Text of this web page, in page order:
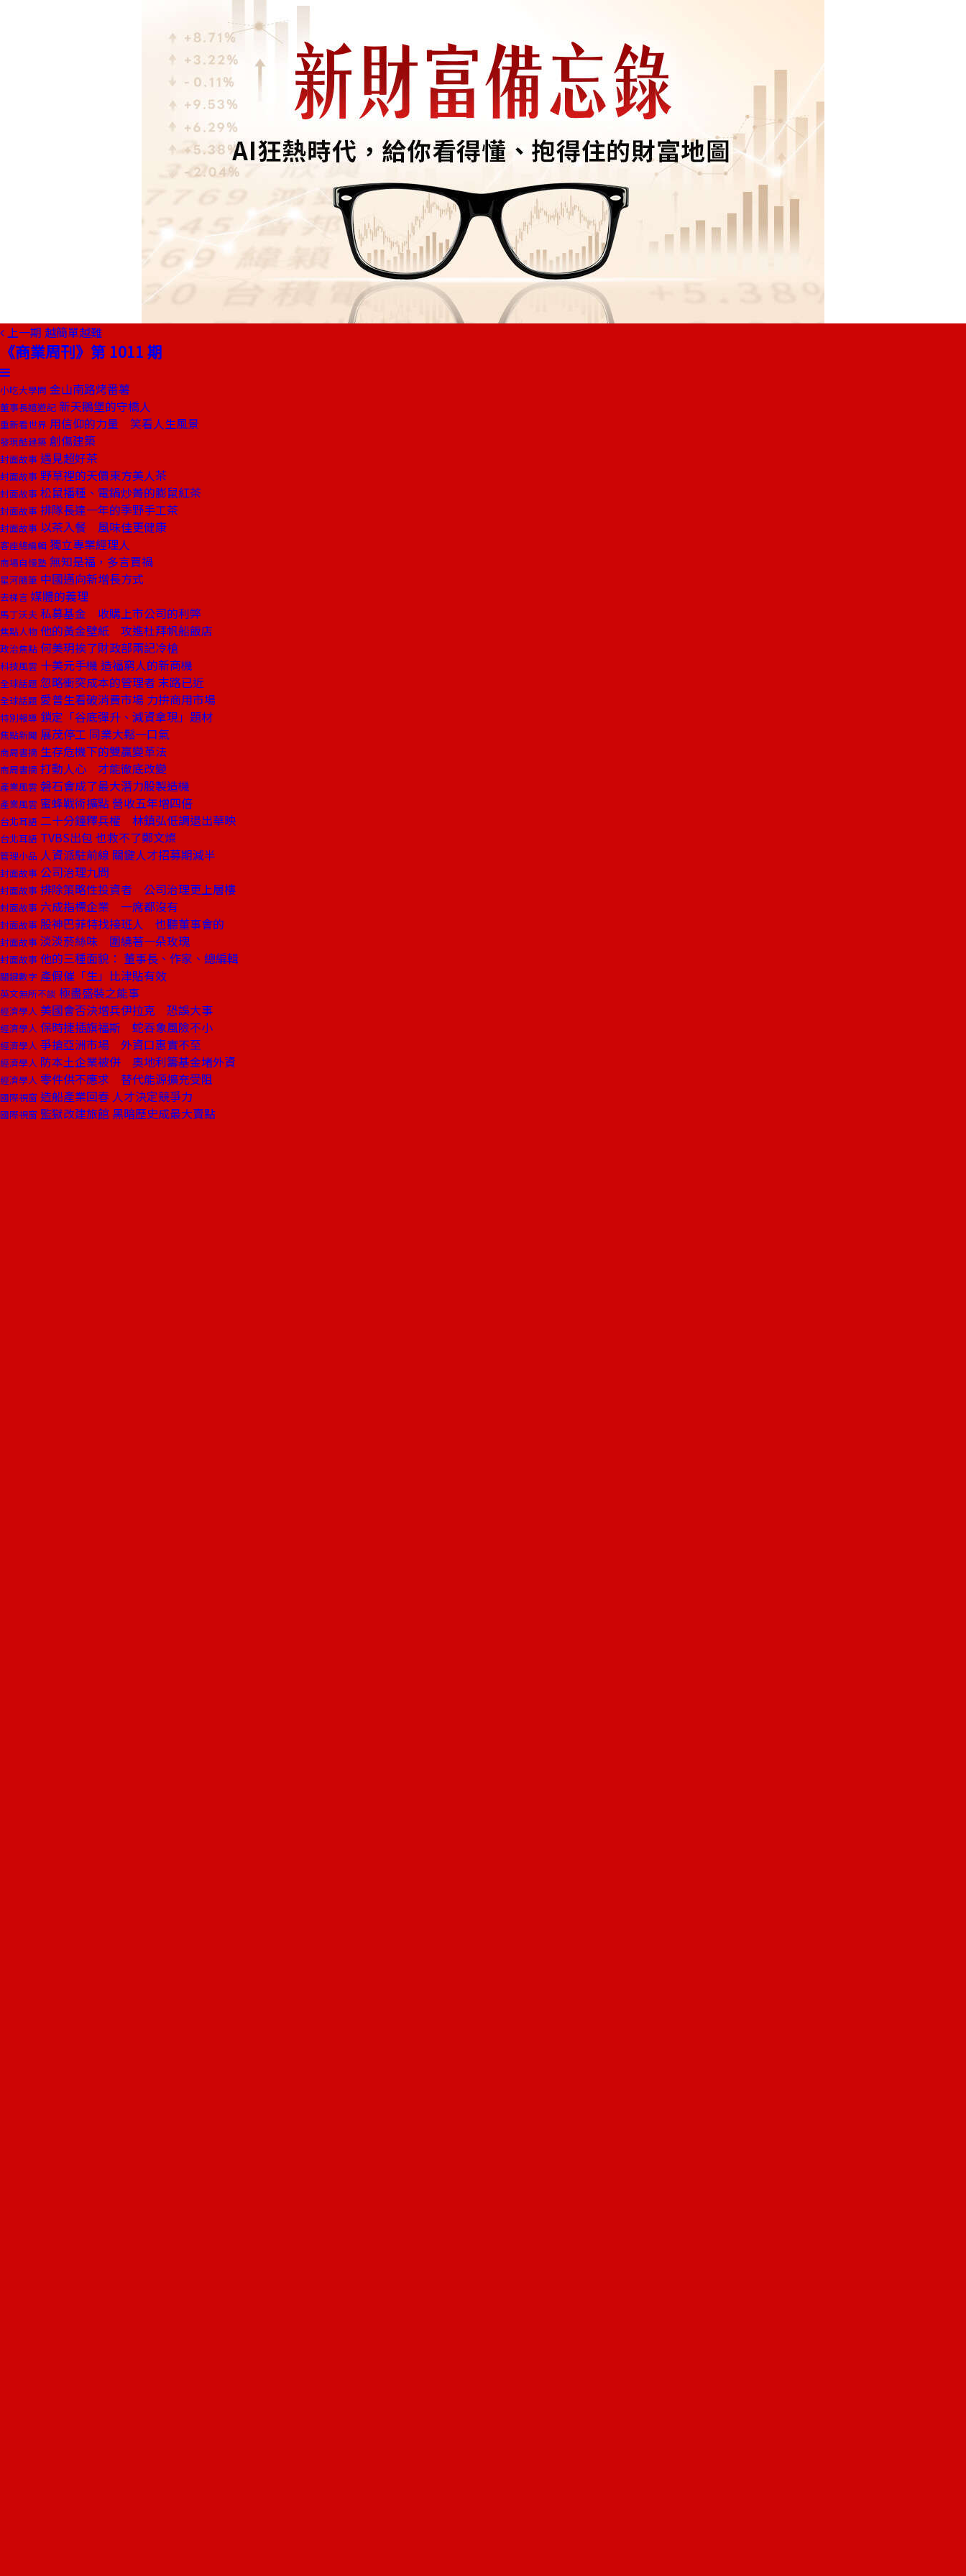
上一期 越簡單越難
《商業周刊》第 1011 期
小吃大學問 金山南路烤番薯
董事長嬉遊記 新天鵝堡的守橋人
重新看世界 用信仰的力量 笑看人生風景
發現酷建築 創傷建築
封面故事 遇見超好茶
封面故事 野草裡的天價東方美人茶
封面故事 松鼠播種、電鍋炒菁的膨鼠紅茶
封面故事 排隊長達一年的季野手工茶
封面故事 以茶入餐 風味佳更健康
客座總編輯 獨立專業經理人
商場自慢塾 無知是福，多言賈禍
星河隨筆 中國邁向新增長方式
去梯言 媒體的義理
馬丁沃夫 私募基金 收購上市公司的利弊
焦點人物 他的黃金壁紙 攻進杜拜帆船飯店
政治焦點 何美玥挨了財政部兩記冷槍
科技風雲 十美元手機 造福窮人的新商機
全球話題 忽略衝突成本的管理者 末路已近
全球話題 愛普生看破消費市場 力拚商用市場
特別報導 鎖定「谷底彈升、減資拿現」題材
焦點新聞 展茂停工 同業大鬆一口氣
商周書摘 生存危機下的雙贏變革法
商周書摘 打動人心 才能徹底改變
產業風雲 磐石會成了最大潛力股製造機
產業風雲 蜜蜂戰術擴點 營收五年增四倍
台北耳語 二十分鐘釋兵權 林鎮弘低調退出華映
台北耳語 TVBS出包 也救不了鄭文燦
管理小品 人資派駐前線 關鍵人才招募期減半
封面故事 公司治理九問
封面故事 排除策略性投資者 公司治理更上層樓
封面故事 六成指標企業 一席都沒有
封面故事 股神巴菲特找接班人 也聽董事會的
封面故事 淡淡菸絲味 圍繞著一朵玫瑰
封面故事 他的三種面貌： 董事長、作家、總編輯
關鍵數字 產假催「生」比津貼有效
英文無所不談 極盡盛裝之能事
經濟學人 美國會否決增兵伊拉克 恐誤大事
經濟學人 保時捷插旗福斯 蛇吞象風險不小
經濟學人 爭搶亞洲市場 外資口惠實不至
經濟學人 防本土企業被併 奧地利籌基金堵外資
經濟學人 零件供不應求 替代能源擴充受阻
國際視窗 造船產業回春 人才決定競爭力
國際視窗 監獄改建旅館 黑暗歷史成最大賣點